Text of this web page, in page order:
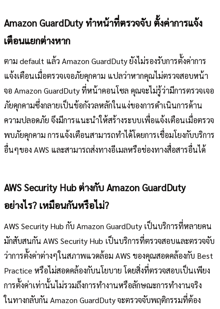
Amazon GuardDuty ทำหน้าที่ตรวจจับ ตั้งค่าการแจ้ง
เตือนแยกต่างหาก
ตาม default แล้ว Amazon GuardDuty ยังไม่รองรับการตั้งค่าการ
แจ้งเตือนเมื่อตรวจเจอภัยคุกคาม แปลว่าหากคุณไม่ตรวจสอบหน้า
จอ Amazon GuardDuty ที่หน้าคอนโซล คุณจะไม่รู้ว่ามีการตรวจเจอ
ภัยคุกคามซึ่งกลายเป็นข้อกังวลหลักในแง่ของการดำเนินการด้าน
ความปลอดภัย จึงมีการแนะนำให้สร้างระบบเพื่อแจ้งเตือนเมื่อตรวจ
พบภัยคุกคาม การแจ้งเตือนสามารถทำได้โดยการเชื่อมโยงกับบริการ
อื่นๆของ AWS และสามารถส่งทางอีเมลหรือช่องทางสื่อสารอื่นได้
AWS Security Hub ต่างกับ Amazon GuardDuty
อย่างไร? เหมือนกันหรือไม่?
AWS Security Hub กับ Amazon GuardDuty เป็นบริการที่หลายคน
มักสับสนกัน AWS Security Hub เป็นบริการที่ตรวจสอบและตรวจจับ
ว่าการตั้งค่าต่างๆในสภาพแวดล้อม AWS ของคุณสอดคล้องกับ Best
Practice หรือไม่สอดคล้องกับนโยบาย โดยสิ่งที่ตรวจสอบเป็นเพียง
การตั้งค่าเท่านั้นไม่รวมถึงการทำงานหรือลักษณะการทำงานจริง
ในทางกลับกัน Amazon GuardDuty จะตรวจจับพฤติกรรมที่ต้อง